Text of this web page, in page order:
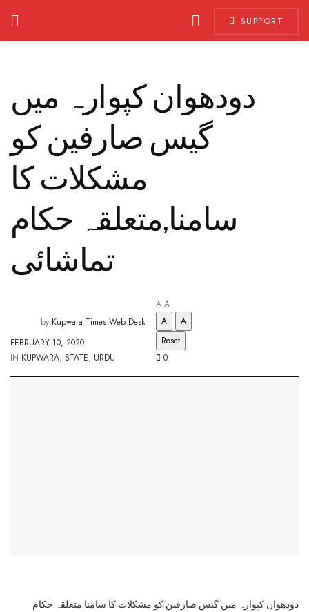
SUPPORT
دودھوان کپوارہ میں
گیس صارفین کو
مشکلات کا
سامنا,متعلقہ حکام
تماشائی
by Kupwara Times Web Desk
FEBRUARY 10, 2020
IN KUPWARA, STATE, URDU
A A
A
A
Reset
0
دودھوان کپوارہ میں گیس صارفین کو مشکلات کا سامنا,متعلقہ حکام